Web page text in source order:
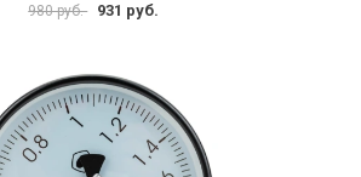
980 руб. 931 руб.